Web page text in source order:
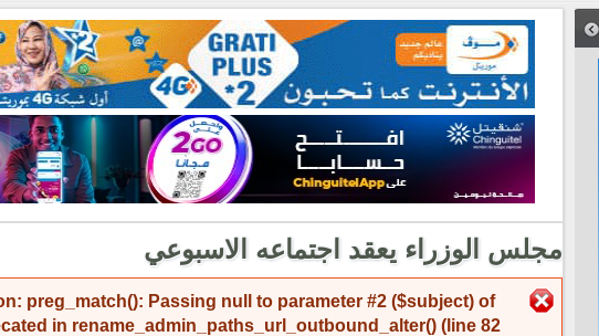
مجلس الوزراء يعقد اجتماعه الاسبوعي
رسالة الخطأ
: preg_match(): Passing null to parameter #2 ($subject) of
in rename_admin_paths_url_outbound_alter() (line 82